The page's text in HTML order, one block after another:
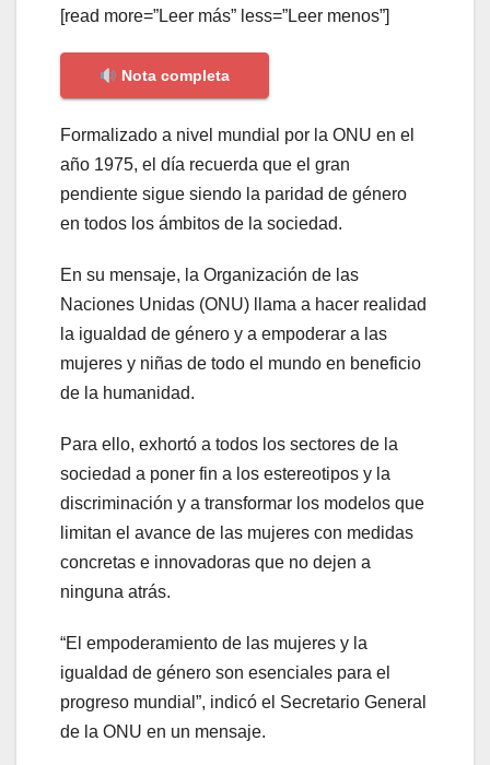
[read more=”Leer más” less=”Leer menos”]
Nota completa
Formalizado a nivel mundial por la ONU en el
año 1975, el día recuerda que el gran
pendiente sigue siendo la paridad de género
en todos los ámbitos de la sociedad.
En su mensaje, la Organización de las
Naciones Unidas (ONU) llama a hacer realidad
la igualdad de género y a empoderar a las
mujeres y niñas de todo el mundo en beneficio
de la humanidad.
Para ello, exhortó a todos los sectores de la
sociedad a poner fin a los estereotipos y la
discriminación y a transformar los modelos que
limitan el avance de las mujeres con medidas
concretas e innovadoras que no dejen a
ninguna atrás.
“El empoderamiento de las mujeres y la
igualdad de género son esenciales para el
progreso mundial”, indicó el Secretario General
de la ONU en un mensaje.